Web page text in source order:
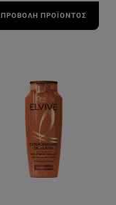
ΠΡΟΒΟΛΉ ΠΡΟΪΌΝΤΟΣ